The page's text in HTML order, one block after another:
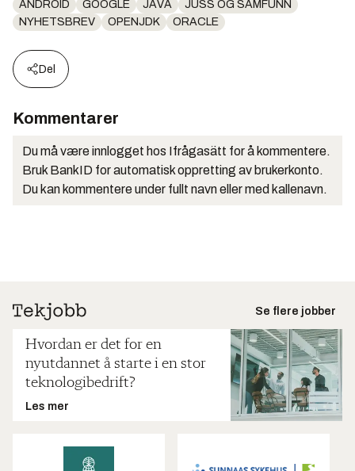
ANDROID GOOGLE JAVA
JUSS OG SAMFUNN
NYHETSBREV
OPENJDK ORACLE
Del
Kommentarer
Du må være innlogget hos Ifrågasätt for å kommentere.
Bruk BankID for automatisk oppretting av brukerkonto.
Du kan kommentere under fullt navn eller med kallenavn.
Se flere jobber
Hvordan er det for en
nyutdannet å starte i en stor
teknologibedrift?
Les mer